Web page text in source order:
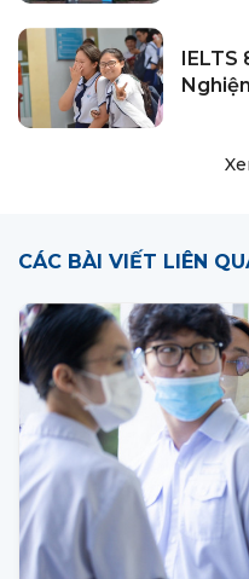
IELTS
CÁC BÀI VIẾT LIÊN